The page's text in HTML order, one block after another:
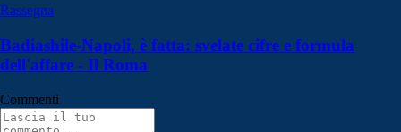
Rassegna
Badiashile-Napoli, è fatta: svelate cifre e formula
dell'affare - Il Roma
Commenti